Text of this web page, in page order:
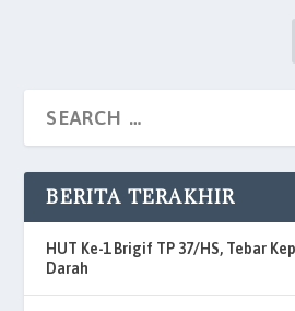
BERITA TERAKHIR
HUT Ke-1 Brigif TP 37/HS, Tebar
Darah